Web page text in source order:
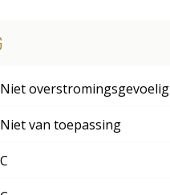
Niet overstromingsgevoelig
Niet van toepassing
C